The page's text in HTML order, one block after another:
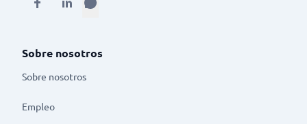
Sobre nosotros
Sobre nosotros
Empleo